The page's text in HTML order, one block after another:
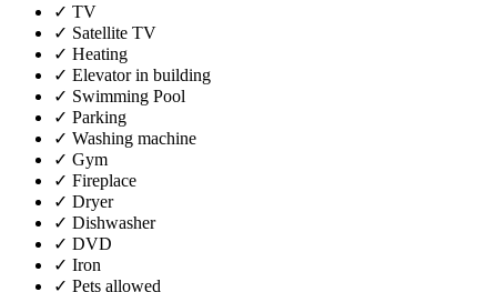
✓ TV
✓ Satellite TV
✓ Heating
✓ Elevator in building
✓ Swimming Pool
✓ Parking
✓ Washing machine
✓ Gym
✓ Fireplace
✓ Dryer
✓ Dishwasher
✓ DVD
✓ Iron
✓ Pets allowed